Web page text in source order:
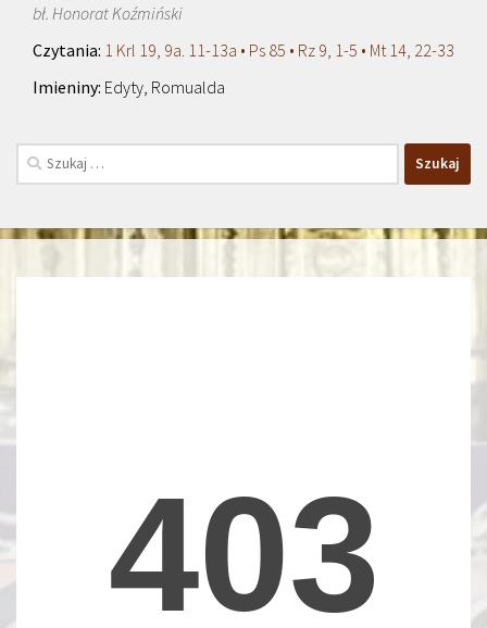
bł. Honorat Koźmiński
1 Krl 19, 9a. 11-13a • Ps 85 • Rz 9, 1-5 • Mt 14, 22-33
Edyty, Romualda
Szukaj: